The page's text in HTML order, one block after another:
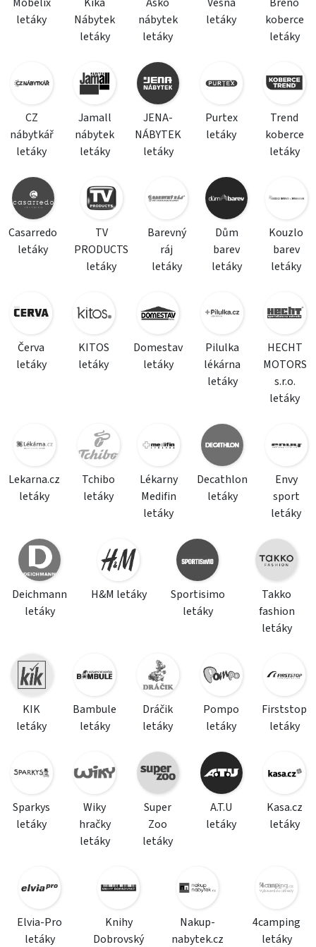
letáky
Nábytek
letáky
nábytek
letáky
letáky
koberce
letáky
CZ
nábytkář
letáky
Jamall
nábytek
letáky
JENA-
NÁBYTEK
letáky
Purtex
letáky
Trend
koberce
letáky
Casarredo
letáky
TV
PRODUCTS
letáky
Barevný
ráj
letáky
Dům
barev
letáky
Kouzlo
barev
letáky
Červa
letáky
KITOS
letáky
Domestav
letáky
Pilulka
lékárna
letáky
HECHT
MOTORS
s.r.o.
letáky
Lekarna.cz
letáky
Tchibo
letáky
Lékarny
Medifin
letáky
Decathlon
letáky
Envy
sport
letáky
Deichmann
letáky
H&M letáky
Sportisimo
letáky
Takko
fashion
letáky
KIK
letáky
Bambule
letáky
Dráčik
letáky
Pompo
letáky
Firststop
letáky
Sparkys
letáky
Wiky
hračky
letáky
Super
Zoo
letáky
A.T.U
letáky
Kasa.cz
letáky
Elvia-Pro
letáky
Knihy
Dobrovský
Nakup-
nabytek.cz
4camping
letáky